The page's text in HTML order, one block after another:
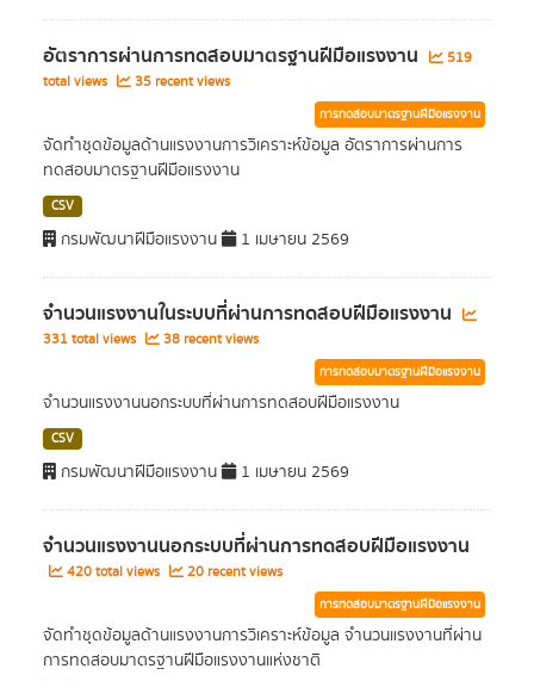
อัตราการผ่านการทดสอบมาตรฐานฝีมือแรงงาน
519
total views
35 recent views
การทดสอบมาตรฐานฝีมือแรงงาน
จัดทำชุดข้อมูลด้านแรงงานการวิเคราะห์ข้อมูล อัตราการผ่านการ
ทดสอบมาตรฐานฝีมือแรงงาน
CSV
กรมพัฒนาฝีมือแรงงาน 1 เมษายน 2569
จำนวนแรงงานในระบบที่ผ่านการทดสอบฝีมือแรงงาน
331 total views 38 recent views
การทดสอบมาตรฐานฝีมือแรงงาน
จำนวนแรงงานนอกระบบที่ผ่านการทดสอบฝีมือแรงงาน
CSV
กรมพัฒนาฝีมือแรงงาน 1 เมษายน 2569
จำนวนแรงงานนอกระบบที่ผ่านการทดสอบฝีมือแรงงาน
420 total views 20 recent views
การทดสอบมาตรฐานฝีมือแรงงาน
จัดทำชุดข้อมูลด้านแรงงานการวิเคราะห์ข้อมูล จำนวนแรงงานที่ผ่าน
การทดสอบมาตรฐานฝีมือแรงงานแห่งชาติ